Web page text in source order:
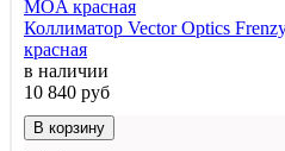
Коллиматор Vector Optics
красная
в наличии
10 840 руб
В корзину